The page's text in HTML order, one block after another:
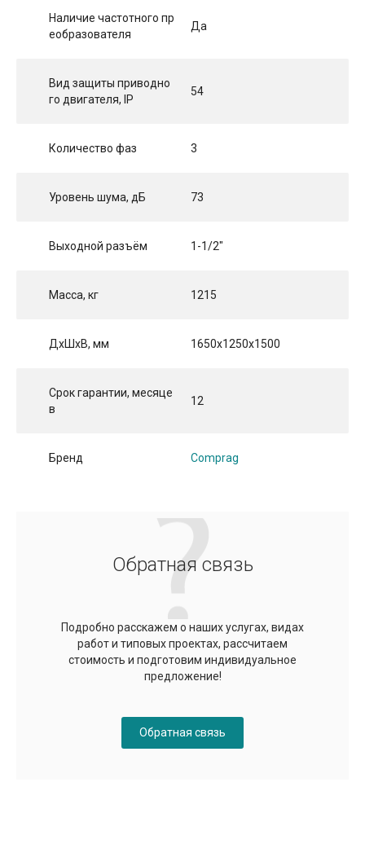
Наличие частотного пр
еобразователя
Да
Вид защиты приводно
го двигателя, IP
54
Количество фаз 3
Уровень шума, дБ 73
Выходной разъём 1-1/2"
Масса, кг 1215
ДхШхВ, мм 1650x1250x1500
Срок гарантии, месяце
в
12
Бренд Comprag
Обратная связь
Подробно расскажем о наших услугах, видах
работ и типовых проектах, рассчитаем
стоимость и подготовим индивидуальное
предложение!
Обратная связь